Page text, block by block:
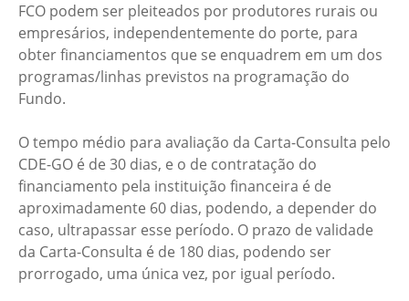
FCO podem ser pleiteados por produtores rurais ou
empresários, independentemente do porte, para
obter financiamentos que se enquadrem em um dos
programas/linhas previstos na programação do
Fundo.
O tempo médio para avaliação da Carta-Consulta pelo
CDE-GO é de 30 dias, e o de contratação do
financiamento pela instituição financeira é de
aproximadamente 60 dias, podendo, a depender do
caso, ultrapassar esse período. O prazo de validade
da Carta-Consulta é de 180 dias, podendo ser
prorrogado, uma única vez, por igual período.